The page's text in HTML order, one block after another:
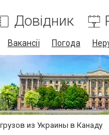
Довідник
Вакансії Погода
из Украины в Канаду